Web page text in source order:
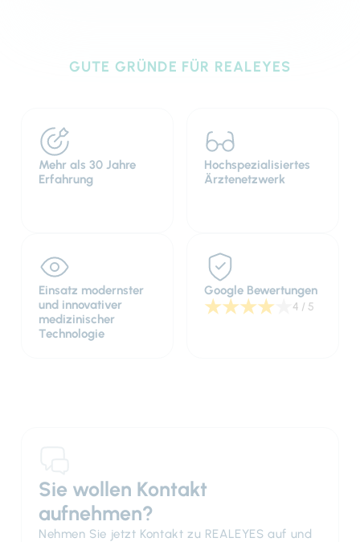
GUTE GRÜNDE FÜR REALEYES
Mehr als 30 Jahre
Erfahrung
Hochspezialisiertes
Ärztenetzwerk
Einsatz modernster
und innovativer
medizinischer
Technologie
Google Bewertungen
★★★★★ 4 / 5
Sie wollen Kontakt
aufnehmen?
Nehmen Sie jetzt Kontakt zu REALEYES auf und